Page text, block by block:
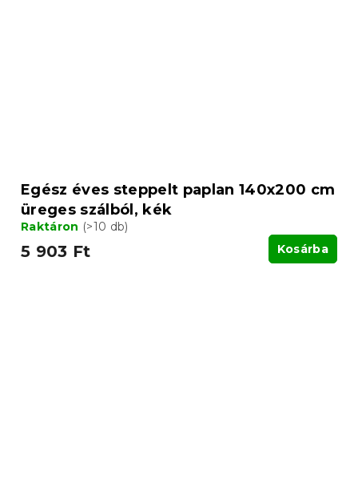
Egész éves steppelt paplan 140x200 cm
üreges szálból, kék
Raktáron (>10 db)
5 903 Ft Kosárba